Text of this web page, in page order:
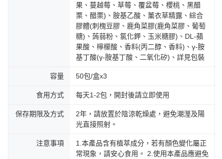
果、蔓越莓、草莓、覆盆莓、櫻桃、黑醋
栗、醋栗)、胺基乙酸、薰衣草精露、綜合
膠體(刺槐豆膠、鹿角菜膠(鹿角菜膠、葡萄
糖)、蒟蒻粉、氯化鉀、玉米糖膠)、DL-蘋
果酸、檸檬酸、香料(丙二醇、香料)、γ-胺
基丁酸(γ-胺基丁酸、二氧化矽)、詳見包裝
容量 50包/盒x3
食用方式 每天1-2包，開封後請立即使用
保存期限及方式
2年，請放置於陰涼乾燥處，避免潮溼及陽
光直接照射。
注意事項
1.本產品含有植萃成分，若有顏色變化屬正
常現象，請安心食用。 2.使用本產品應避免